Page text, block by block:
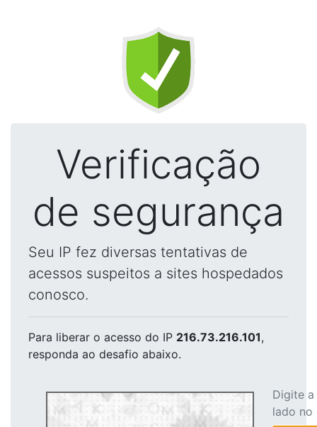
Verificação
de segurança
Seu IP fez diversas tentativas de
acessos suspeitos a sites hospedados
conosco.
Para liberar o acesso do IP 216.73.216.101,
responda ao desafio abaixo.
Digite
lado no